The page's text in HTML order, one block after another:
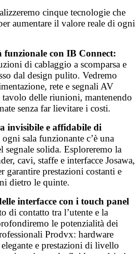
cinque tecnologie che
aumentare il valore reale di ogni
funzionale con IB Connect:
di cablaggio a scomparsa e
dal design pulito. Vedremo
rete e segnali AV
tavolo delle riunioni, mantenendo
senza far lievitare i costi.
invisibile e affidabile di
sala funzionante c’è una
segnale solida. Esploreremo la
cavi, staffe e interfacce Josawa,
garantire prestazioni costanti e
dietro le quinte.
interfacce con i touch panel
di contatto tra l’utente e la
le potenzialità dei
Prodvx: hardware
e prestazioni di livello